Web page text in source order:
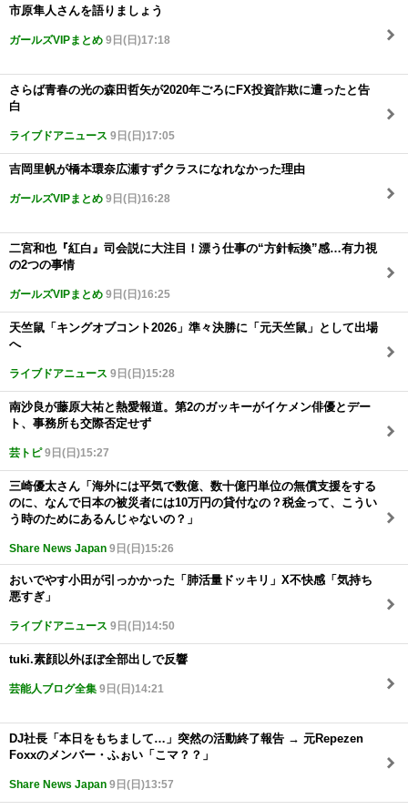
市原隼人さんを語りましょう
ガールズVIPまとめ 9日(日)17:18
さらば青春の光の森田哲矢が2020年ごろにFX投資詐欺に遭ったと告
白
ライブドアニュース 9日(日)17:05
吉岡里帆が橋本環奈広瀬すずクラスになれなかった理由
ガールズVIPまとめ 9日(日)16:28
二宮和也『紅白』司会説に大注目！漂う仕事の“方針転換”感…有力視
の2つの事情
ガールズVIPまとめ 9日(日)16:25
天竺鼠「キングオブコント2026」準々決勝に「元天竺鼠」として出場
へ
ライブドアニュース 9日(日)15:28
南沙良が藤原大祐と熱愛報道。第2のガッキーがイケメン俳優とデー
ト、事務所も交際否定せず
芸トピ9日(日)15:27
三崎優太さん「海外には平気で数億、数十億円単位の無償支援をする
のに、なんで日本の被災者には10万円の貸付なの？税金って、こうい
う時のためにあるんじゃないの？」
Share News Japan 9日(日)15:26
おいでやす小田が引っかかった「肺活量ドッキリ」X不快感「気持ち
悪すぎ」
ライブドアニュース 9日(日)14:50
tuki.素顔以外ほぼ全部出しで反響
芸能人ブログ全集 9日(日)14:21
DJ社長「本日をもちまして…」突然の活動終了報告 → 元Repezen
Foxxのメンバー・ふぉい「こマ？？」
Share News Japan 9日(日)13:57